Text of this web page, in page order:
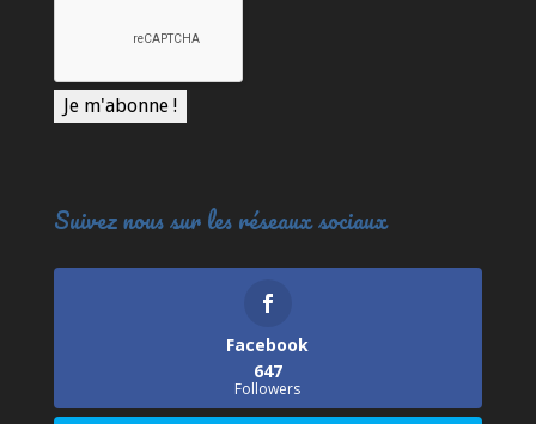
Suivez nous sur les réseaux sociaux
Facebook
647
Followers